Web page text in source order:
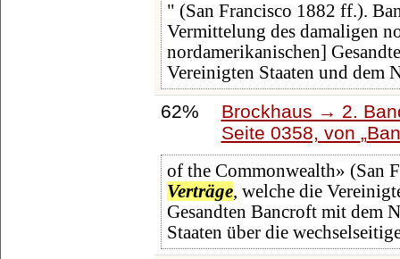
" (San Francisco 1882 ff.).
Vermittelung des damaligen
nordamerikanischen]
Vereinigten Staaten und dem
62%
Brockhaus → 2.
Seite 0358, von
of the Commonwealth» (San
Verträge, welche die
Gesandten Bancroft mit dem
Staaten über die